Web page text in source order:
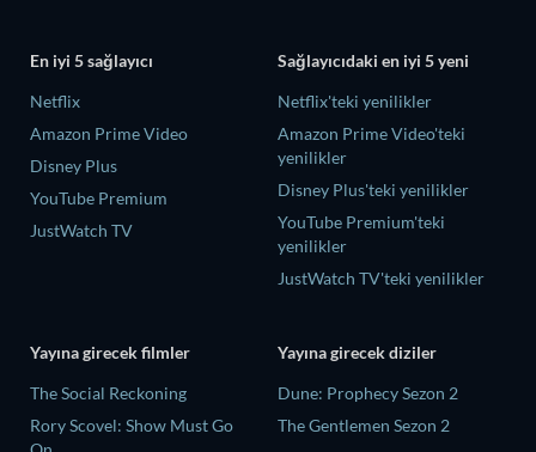
En iyi 5 sağlayıcı
Netflix
Amazon Prime Video
Disney Plus
YouTube Premium
JustWatch TV
Sağlayıcıdaki en iyi 5 yeni
Netflix'teki yenilikler
Amazon Prime Video'teki
yenilikler
Disney Plus'teki yenilikler
YouTube Premium'teki
yenilikler
JustWatch TV'teki yenilikler
Yayına girecek filmler
The Social Reckoning
Rory Scovel: Show Must Go
Yayına girecek diziler
Dune: Prophecy Sezon 2
The Gentlemen Sezon 2